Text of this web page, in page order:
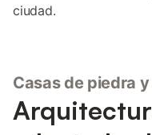
ciudad.
Casas de piedra